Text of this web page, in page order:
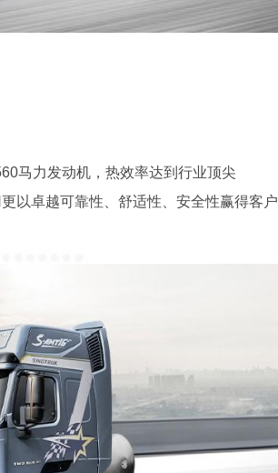
马力发动机，热效率达到行业顶尖
以卓越可靠性、舒适性、安全性赢得客户